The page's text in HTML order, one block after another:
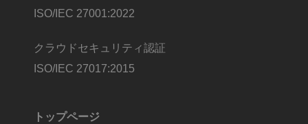
ISO/IEC 27001:2022
クラウドセキュリティ認証
ISO/IEC 27017:2015
トップページ